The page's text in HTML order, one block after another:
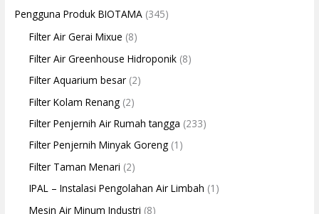
Pengguna Produk BIOTAMA (345)
Filter Air Gerai Mixue (8)
Filter Air Greenhouse Hidroponik (8)
Filter Aquarium besar (2)
Filter Kolam Renang (2)
Filter Penjernih Air Rumah tangga (233)
Filter Penjernih Minyak Goreng (1)
Filter Taman Menari (2)
IPAL – Instalasi Pengolahan Air Limbah (1)
Mesin Air Minum Industri (8)